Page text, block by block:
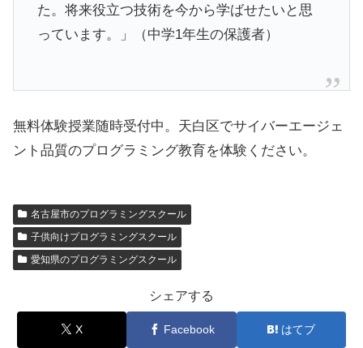
た。将来役立つ技術を今から学ばせたいと思
っています。」（中学1年生の保護者）
無料体験授業随時受付中。天白区でサイバーエージェ
ント品質のプログラミング教育を体験ください。
名古屋市のプログラミングスクール
子供向けプログラミングスクール
愛知県のプログラミングスクール
シェアする
X Facebook はてブ